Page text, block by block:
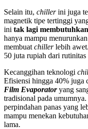
Selain itu, chillerini juga
magnetik tipe tertinggi
ini tak lagi
hanya mampu
membuat chillerlebih
50 juta rupiah dari
Kecanggihan teknologi
Efisiensi hingga 40% juga
Film Evaporatoryang
tradisional pada
perpindahan panas yang
mampu menekan
lama.